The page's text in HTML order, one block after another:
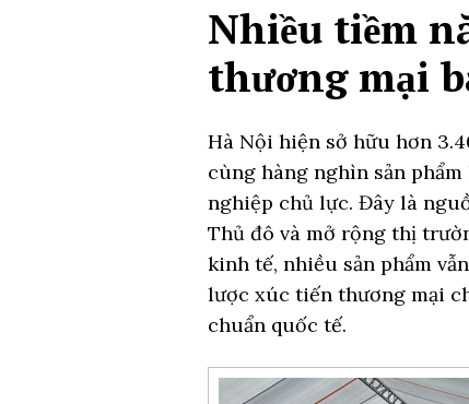
Nhiều tiềm
thương mại
Hà Nội hiện sở hữu hơn
cùng hàng nghìn sản
nghiệp chủ lực. Đây là
Thủ đô và mở rộng thị
kinh tế, nhiều sản phẩm
lược xúc tiến thương mại
chuẩn quốc tế.